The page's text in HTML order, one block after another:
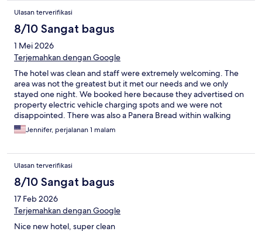
Ulasan terverifikasi
8/10 Sangat bagus
1 Mei 2026
Terjemahkan dengan Google
The hotel was clean and staff were extremely welcoming. The
area was not the greatest but it met our needs and we only
stayed one night. We booked here because they advertised on
property electric vehicle charging spots and we were not
disappointed. There was also a Panera Bread within walking
distance. I would stay here again.
Jennifer, perjalanan 1 malam
Ulasan terverifikasi
8/10 Sangat bagus
17 Feb 2026
Terjemahkan dengan Google
Nice new hotel, super clean